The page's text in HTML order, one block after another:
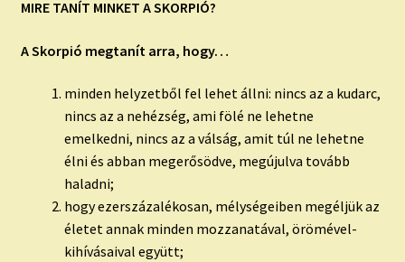
MIRE TANÍT MINKET A SKORPIÓ?
A Skorpió megtanít arra, hogy…
minden helyzetből fel lehet állni: nincs az a kudarc,
nincs az a nehézség, ami fölé ne lehetne
emelkedni, nincs az a válság, amit túl ne lehetne
élni és abban megerősödve, megújulva tovább
haladni;
hogy ezerszázalékosan, mélységeiben megéljük az
életet annak minden mozzanatával, örömével-
kihívásaival együtt;